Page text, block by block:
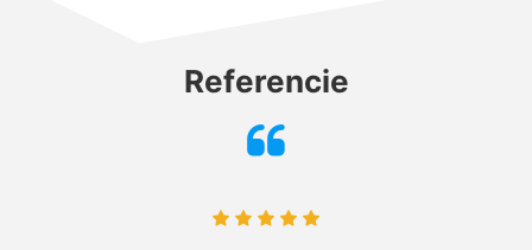
Referencie